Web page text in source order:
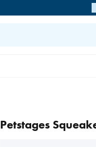
Petstages